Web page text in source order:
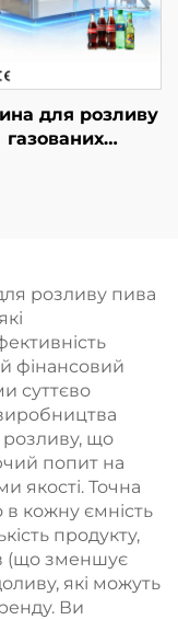
для розливу
газованих
розливу пива
фінансовий
суттєво
що
попит на
якості. Точна
в кожну ємність
продукту,
(що зменшує
які можуть
Ви